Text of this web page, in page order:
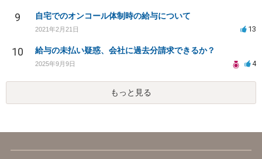
9 自宅でのオンコール体制時の給与について
2021年2月21日 13
10 給与の未払い疑惑、会社に過去分請求できるか？
2025年9月9日 4
もっと見る